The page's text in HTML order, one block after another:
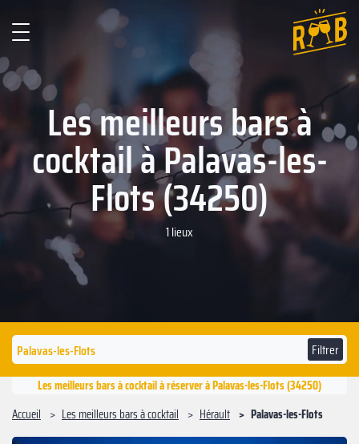
Les meilleurs bars à
cocktail à Palavas-les-
Flots (34250)
1 lieux
Filtrer
Les meilleurs bars à cocktail à réserver à Palavas-les-Flots (34250)
Accueil
Les meilleurs bars à cocktail Hérault Palavas-les-Flots